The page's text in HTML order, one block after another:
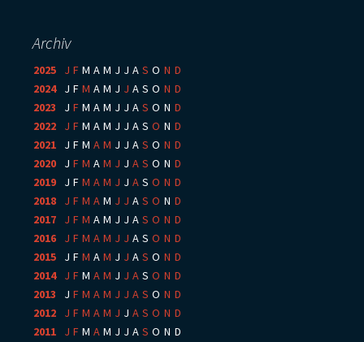
Archiv
2025 J F M A M J J A S O N D
2024: J F M A M J J A S O N D
2023
J F M A M J J A S O N D
2022
J F M A M J J A S O N D
2021
J F M A M J J A S O N D
2020
J F M A M J J A S O N D
2019
J F M A M J J A S O N D
2018
J F M A M J J A S O N D
2017
J F M A M J J A S O N D
2016
J F M A M J J A S O N D
2015
J F M A M J J A S O N D
2014: J F M A M J J A S O N D
2013
J F M A M J J A S O N D
2012
J F M A M J J A S O N D
2011
J F M A M J J A S O N D